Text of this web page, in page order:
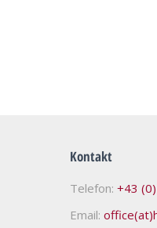
Kontakt
Telefon: +43
Email: